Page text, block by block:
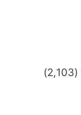
(2,103)